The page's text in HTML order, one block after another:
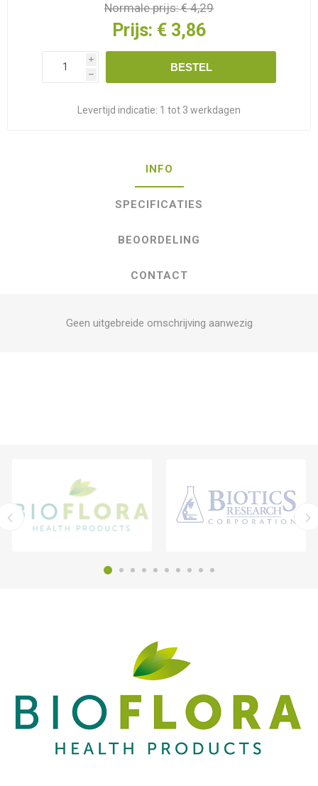
Normale prijs:€ 4,29
Prijs: € 3,86
i
h
BESTEL
Levertijd indicatie: 1 tot 3 werkdagen
INFO
SPECIFICATIES
BEOORDELING
CONTACT
Geen uitgebreide omschrijving aanwezig